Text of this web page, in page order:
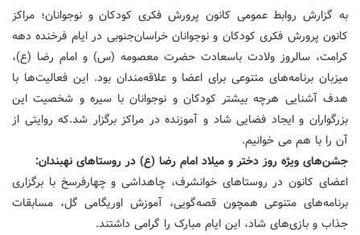
به گزارش روابط عمومی کانون پرورش فکری کودکان و نوجوانان؛ مراکز
کانون پرورش فکری کودکان و نوجوانان خراسان‌جنوبی در ایام فرخنده دهه
کرامت، سالروز ولادت باسعادت حضرت معصومه (س) و امام رضا (ع)،
میزبان برنامه‌های متنوعی برای اعضا و علاقه‌مندان بود. این فعالیت‌ها با
هدف آشنایی هرچه بیشتر کودکان و نوجوانان با سیره و شخصیت این
بزرگواران و ایجاد فضایی شاد و آموزنده در مراکز برگزار شد.که روایتی از
آن را با هم می خوانیم.
جشن‌های ویژه روز دختر و میلاد امام رضا (ع) در روستاهای نهبندان:
اعضای کانون در روستاهای خوانشرف، چاهداشی و چهارفرسخ با برگزاری
برنامه‌های متنوعی همچون قصه‌گویی، آموزش اوریگامی گل، مسابقات
جذاب و بازی‌های شاد، این ایام مبارک را گرامی داشتند.